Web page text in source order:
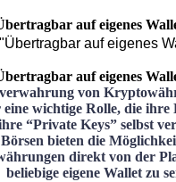
auf eigenes
auf eigenes
auf eigenes
von
eine wichtige Rolle, die
“Private Keys” selbst
bieten die
direkt von der
beliebige eigene Wallet zu